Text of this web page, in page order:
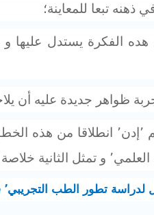
ذهنه تبعا للمعاينة؛
هده الفكرة يستدل عليها و
ظواهر جديدة عليه أن
(أي التجربة).
لدراسة تطور الطب التجريبي٬